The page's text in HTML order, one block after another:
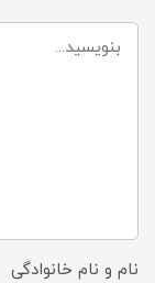
نام و نام خانوادگی